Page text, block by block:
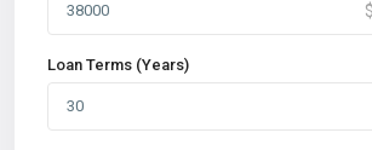
Loan Terms (Years)